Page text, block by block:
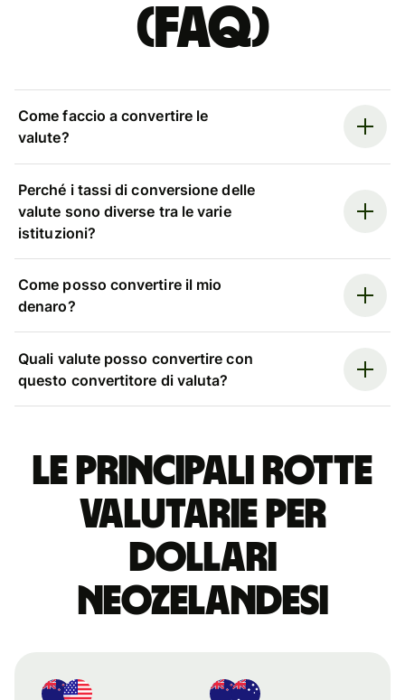
(FAQ)
Come faccio a convertire le
valute?
Perché i tassi di conversione delle
valute sono diverse tra le varie
istituzioni?
Come posso convertire il mio
denaro?
Quali valute posso convertire con
questo convertitore di valuta?
Le principali rotte
valutarie per
dollari
neozelandesi